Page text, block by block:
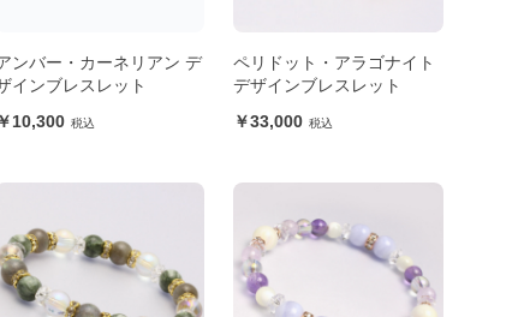
ンバー・カーネリアン デ
インブレスレット
10,300
ペリドット・アラゴナイト
デザインブレスレット
33,000